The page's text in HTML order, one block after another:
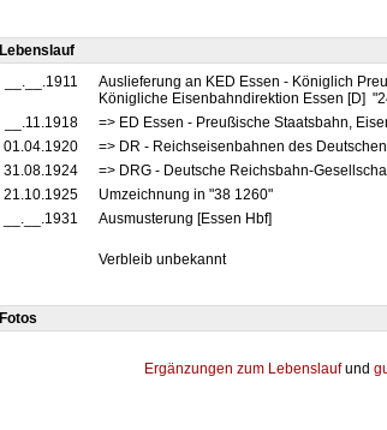
Lebenslauf
__.__.1911
Auslieferung an KED Essen - Königlich
Königliche Eisenbahndirektion Essen [D]
__.11.1918
=> ED Essen - Preußische Staatsbahn,
01.04.1920
=> DR - Reichseisenbahnen des
31.08.1924
=> DRG - Deutsche Reichsbahn-
21.10.1925
Umzeichnung in "38 1260"
__.__.1931
Ausmusterung [Essen Hbf]
Verbleib unbekannt
Fotos
Ergänzungen zum Lebenslaufund